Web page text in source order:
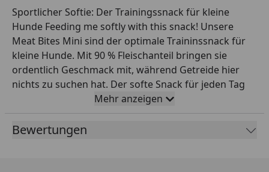
Sportlicher Softie: Der Trainingssnack für kleine
Hunde Feeding me softly with this snack! Unsere
Meat Bites Mini sind der optimale Traininssnack für
kleine Hunde. Mit 90 % Fleischanteil bringen sie
ordentlich Geschmack mit, während Getreide hier
nichts zu suchen hat. Der softe Snack für jeden Tag
ist extra klein, damit er perfekt in kleine Mäulchen
passt und gut portioniert werden kann. Vitamin E
und L-Carnitin unterstützen aktive Fellnasen!
Mehr anzeigen
Bewertungen